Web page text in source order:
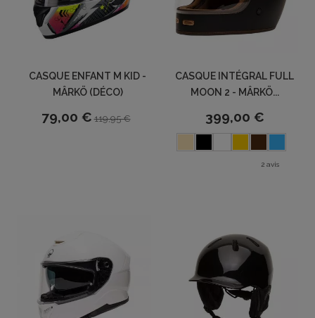
CASQUE ENFANT M KID -
MÂRKÖ (DÉCO)
79,00 € 119,95 €
CASQUE INTÉGRAL FULL
MOON 2 - MÂRKÖ...
399,00 €
2 avis